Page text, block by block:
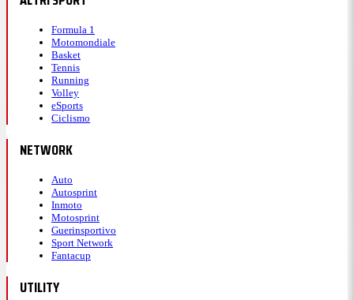
Formula 1
Motomondiale
Basket
Tennis
Running
Volley
eSports
Ciclismo
NETWORK
Auto
Autosprint
Inmoto
Motosprint
Guerinsportivo
Sport Network
Fantacup
UTILITY